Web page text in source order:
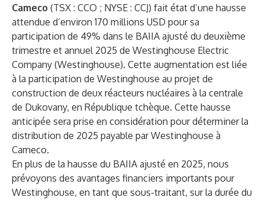
Cameco (TSX : CCO ; NYSE : CCJ) fait état d’une hausse
attendue d’environ 170 millions USD pour sa
participation de 49% dans le BAIIA ajusté du deuxième
trimestre et annuel 2025 de Westinghouse Electric
Company (Westinghouse). Cette augmentation est liée
à la participation de Westinghouse au projet de
construction de deux réacteurs nucléaires à la centrale
de Dukovany, en République tchèque. Cette hausse
anticipée sera prise en considération pour déterminer la
distribution de 2025 payable par Westinghouse à
Cameco.
En plus de la hausse du BAIIA ajusté en 2025, nous
prévoyons des avantages financiers importants pour
Westinghouse, en tant que sous-traitant, sur la durée du